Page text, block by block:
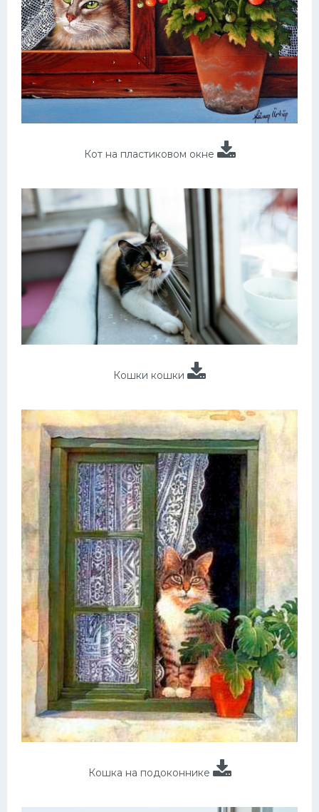
Кот на пластиковом окне
Кошки кошки
Кошка на подоконнике